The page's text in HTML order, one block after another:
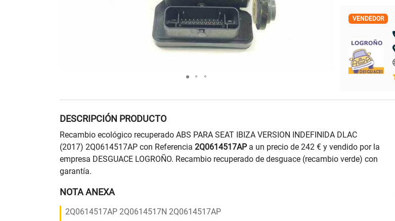
VENDEDOR
DESCRIPCIÓN PRODUCTO
Recambio ecológico recuperado ABS PARA SEAT IBIZA VERSION INDEFINIDA DLAC
(2017) 2Q0614517AP con Referencia 2Q0614517APa un precio de 242 € y vendido por la
empresa DESGUACE LOGROÑO. Recambio recuperado de desguace (recambio verde) con
garantía.
NOTA ANEXA
2Q0614517AP 2Q0614517N 2Q0614517AP